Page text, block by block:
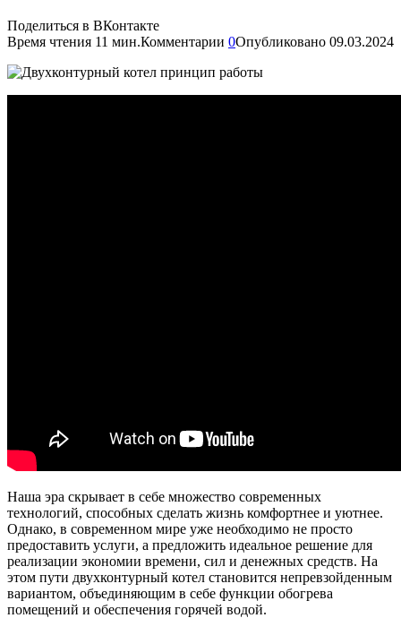
Поделиться в ВКонтакте
Время чтения 11 мин.Комментарии 0Опубликовано 09.03.2024
Наша эра скрывает в себе множество современных
технологий, способных сделать жизнь комфортнее и уютнее.
Однако, в современном мире уже необходимо не просто
предоставить услуги, а предложить идеальное решение для
реализации экономии времени, сил и денежных средств. На
этом пути двухконтурный котел становится непревзойденным
вариантом, объединяющим в себе функции обогрева
помещений и обеспечения горячей водой.